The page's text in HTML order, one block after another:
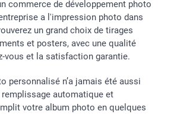
commerce de développement photo
a l'impression photo dans
un grand choix de tirages
et posters, avec une qualité
vous et la satisfaction garantie.
personnalisé n’a jamais été aussi
automatique et
votre album photo en quelques